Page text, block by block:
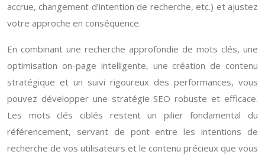
accrue, changement d’intention de recherche, etc.) et ajustez
votre approche en conséquence.
En combinant une recherche approfondie de mots clés, une
optimisation on-page intelligente, une création de contenu
stratégique et un suivi rigoureux des performances, vous
pouvez développer une stratégie SEO robuste et efficace.
Les mots clés ciblés restent un pilier fondamental du
référencement, servant de pont entre les intentions de
recherche de vos utilisateurs et le contenu précieux que vous